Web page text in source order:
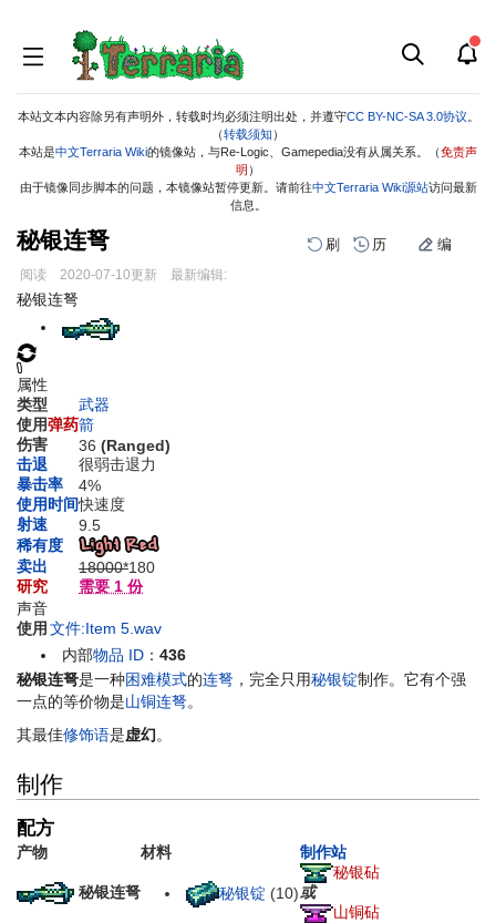
本站文本内容除另有声明外，转载时均必须注明出处，并遵守CC BY-NC-SA 3.0协议
（转载须知 ）
本站是中文Terraria Wiki的镜像站，与Re-Logic、Gamepedia没有从属关系。（免责声
明 ）
由于镜像同步脚本的问题，本镜像站暂停更新。请前往中文Terraria Wiki源站访问最新
信息。
秘银连弩 刷 历 编
阅读 2020-07-10更新 最新编辑:
跳
导
航
跳
搜
索
秘银连弩
属性
类型
武器
使用弹药箭
伤害
36 (Ranged)
击退
很弱击退力
暴击率
4%
使用时间快速度
射速
9.5
稀有度
卖出
18000*180
研究
需要 1 份
声音
使用 文件:Item 5.wav
内部物品 ID ：436
秘银连弩是一种困难模式的连弩 ，完全只用秘银锭制作。它有个强
一点的等价物是山铜连弩。
其最佳修饰语是虚幻。
制作
配方
产物 材料 制作站
秘银连弩 秘银锭 (10)
秘银砧
或
山铜砧